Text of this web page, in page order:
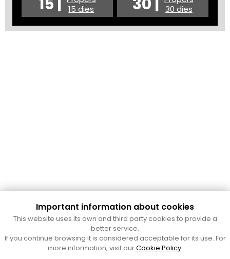
15 dies
30 dies
Cultura Mataró
Ajuntament de Mataró
C. de Sant Josep, 9 (Mataró, 08302)
Horari d'obertura: dilluns, dimecres i divendres de 10 a 13 h.
Important information about cookies
This website uses its own and third party cookies to provide a
better service.
If you continue browsing it is considered acceptable for its use. For
more information, visit ourCookie Policy.